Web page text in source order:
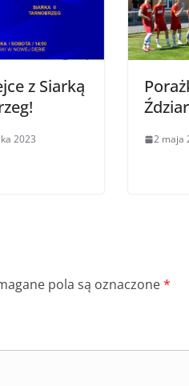
z Siarką
2023 2 maja
pola są oznaczone*